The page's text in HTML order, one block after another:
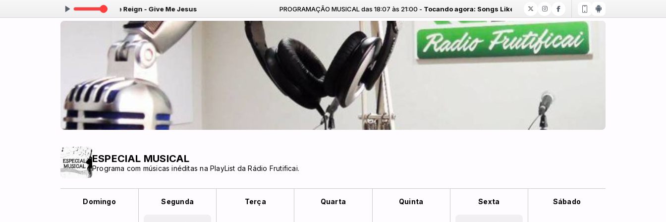
Tocando agora: Songs Like Reign - Give Me Jesus PROGRAMAÇÃO MUSICAL das 18:07 às 21:00 -Tocando agora: Songs Like Reign - Give Me Jesus
ESPECIAL MUSICAL
Programa com músicas inéditas na PlayList da Rádio Frutificai.
Domingo Segunda Terça Quarta Quinta Sexta Sábado